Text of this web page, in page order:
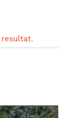
resultat.